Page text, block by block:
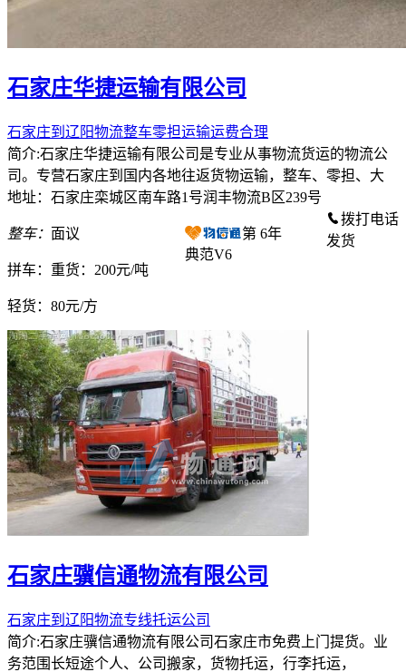
石家庄华捷运输有限公司
石家庄到辽阳物流整车零担运输运费合理
简介:石家庄华捷运输有限公司是专业从事物流货运的物流公
司。专营石家庄到国内各地往返货物运输，整车、零担、大
地址：石家庄栾城区南车路1号润丰物流B区239号
整车： 面议
拼车： 重货：200元/吨
轻货： 80元/方
第 6年
典范V6
拨打电话
发货
石家庄骥信通物流有限公司
石家庄到辽阳物流专线托运公司
简介:石家庄骥信通物流有限公司石家庄市免费上门提货。业
务范围长短途个人、公司搬家，货物托运，行李托运，